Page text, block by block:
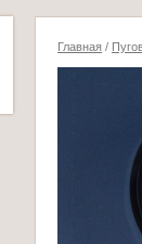
Главная /